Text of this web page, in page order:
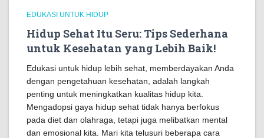
EDUKASI UNTUK HIDUP
Hidup Sehat Itu Seru: Tips Sederhana
untuk Kesehatan yang Lebih Baik!
Edukasi untuk hidup lebih sehat, memberdayakan Anda
dengan pengetahuan kesehatan, adalah langkah
penting untuk meningkatkan kualitas hidup kita.
Mengadopsi gaya hidup sehat tidak hanya berfokus
pada diet dan olahraga, tetapi juga melibatkan mental
dan emosional kita. Mari kita telusuri beberapa cara